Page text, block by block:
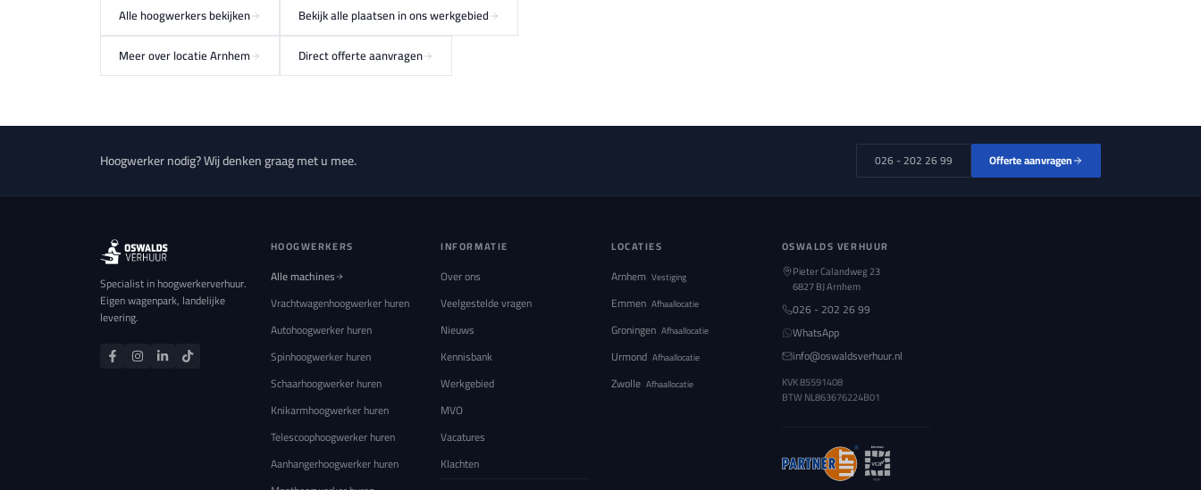
Alle hoogwerkers bekijken
Bekijk alle plaatsen in ons werkgebied
Meer over locatie Arnhem
Direct offerte aanvragen
Hoogwerker nodig? Wij denken graag met u mee. 026 - 202 26 99 Offerte aanvragen
Specialist in hoogwerkerverhuur.
Eigen wagenpark, landelijke
levering.
HOOGWERKERS
Alle machines
Vrachtwagenhoogwerker huren
Autohoogwerker huren
Spinhoogwerker huren
Schaarhoogwerker huren
Knikarmhoogwerker huren
Telescoophoogwerker huren
Aanhangerhoogwerker huren
INFORMATIE
Over ons
Veelgestelde vragen
Nieuws
Kennisbank
Werkgebied
MVO
Vacatures
Klachten
LOCATIES
Arnhem Vestiging
Emmen Afhaallocatie
Groningen Afhaallocatie
Urmond Afhaallocatie
Zwolle Afhaallocatie
OSWALDS VERHUUR
Pieter Calandweg 23
6827 BJ Arnhem
026 - 202 26 99
WhatsApp
info@oswaldsverhuur.nl
KVK 85591408
BTW NL863676224B01